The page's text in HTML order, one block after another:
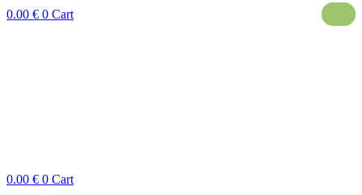
0.00 € 0 Cart
0.00 € 0 Cart